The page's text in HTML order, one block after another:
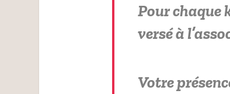
Pour chaque
versé à
Votre